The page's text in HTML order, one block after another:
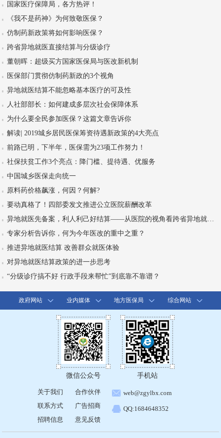
国家医疗保障局，各方热评！
《我不是药神》为何致敬医保？
仿制药新政策将如何影响医保？
跨省异地就医直接结算与分级诊疗
董朝晖：超级买方国家医保局与医改新机制
医保部门贯彻仿制药新政的3个视角
异地就医结算不能忽略基本医疗的可及性
人社部部长：如何建成多层次社会保障体系
为什么要全民参加医保？这篇文章告诉你
解读| 2019城乡居民医保筹资待遇新政策的4大亮点
前路已明，下半年，医保需为23项工作努力！
社保扶贫工作3个亮点：降门槛、提待遇、优服务
中国城乡医保走向统一
原料药价格飙涨，何因？何解?
要动真格了！四部委发文推进公立医院薪酬改革
异地就医先备案，利人利己好结算——从医院的视角看跨省异地就医结算
专家分析告诉你，何为今年医改的重中之重？
推进异地就医结算 改善群众就医体验
对异地就医结算政策的进一步思考
“分级诊疗搞不好 行政手段来帮忙”到底靠不靠谱？
政府网站 业内媒体 地方医保局 综合网站
微信公众号 手机站
关于我们
联系方式
招聘信息
合作伙伴
广告招商
意见反馈
web@zgylbx.com
QQ:1684648352